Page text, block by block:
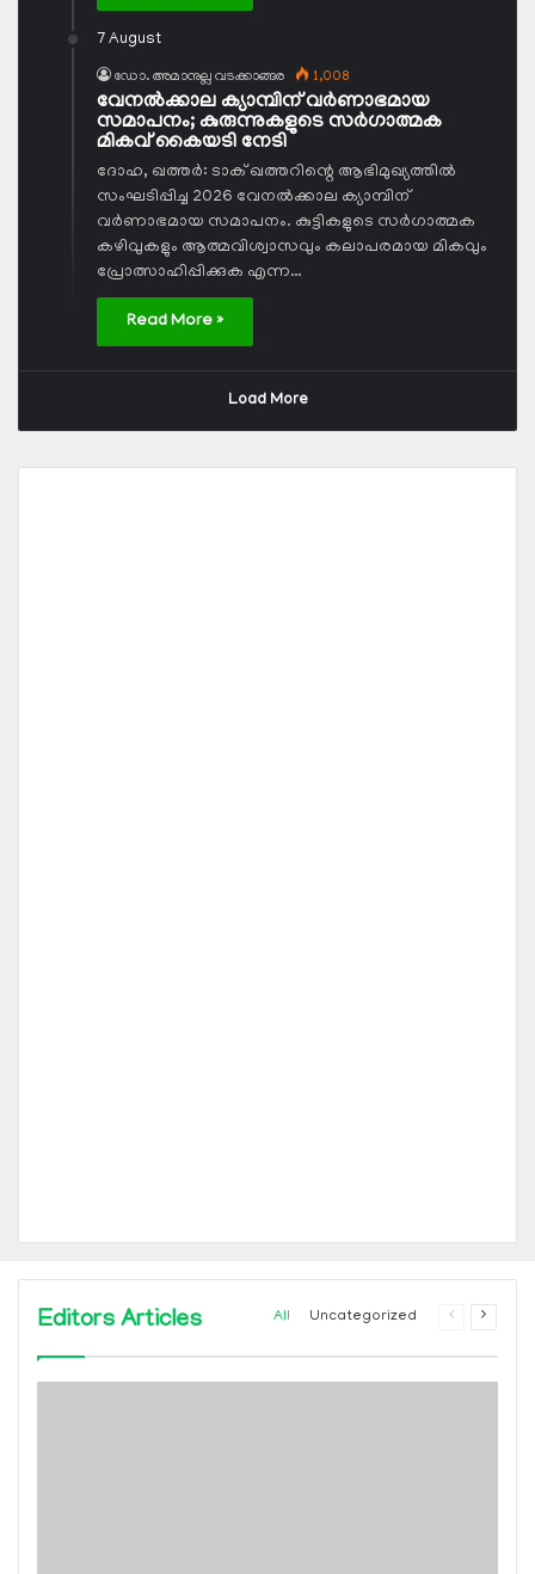
7 August
ഡോ. അമാനുല്ല വടക്കാങ്ങര 1,008
വേനല്‍ക്കാല ക്യാമ്പിന് വര്‍ണാഭമായ
സമാപനം; കുരുന്നുകളുടെ സര്‍ഗാത്മക
മികവ് കൈയടി നേടി
ദോഹ, ഖത്തര്‍: ടാക് ഖത്തറിന്റെ ആഭിമുഖ്യത്തില്‍
സംഘടിപ്പിച്ച 2026 വേനല്‍ക്കാല ക്യാമ്പിന്
വര്‍ണാഭമായ സമാപനം. കുട്ടികളുടെ സര്‍ഗാത്മക
കഴിവുകളും ആത്മവിശ്വാസവും കലാപരമായ മികവും
പ്രോത്സാഹിപ്പിക്കുക എന്ന…
Read More »
Load More
Editors Articles All Uncategorized
Previous
Next